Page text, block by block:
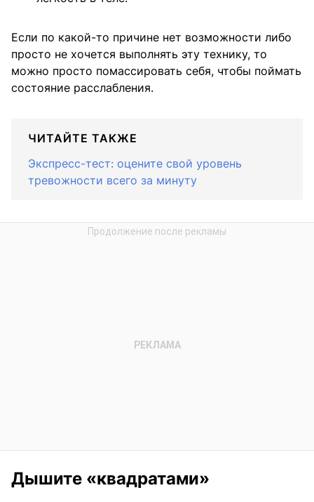
Если по какой-то причине нет возможности либо
просто не хочется выполнять эту технику, то
можно просто помассировать себя, чтобы поймать
состояние расслабления.
ЧИТАЙТЕ ТАКЖЕ
Экспресс-тест: оцените свой уровень
тревожности всего за минуту
Дышите «квадратами»